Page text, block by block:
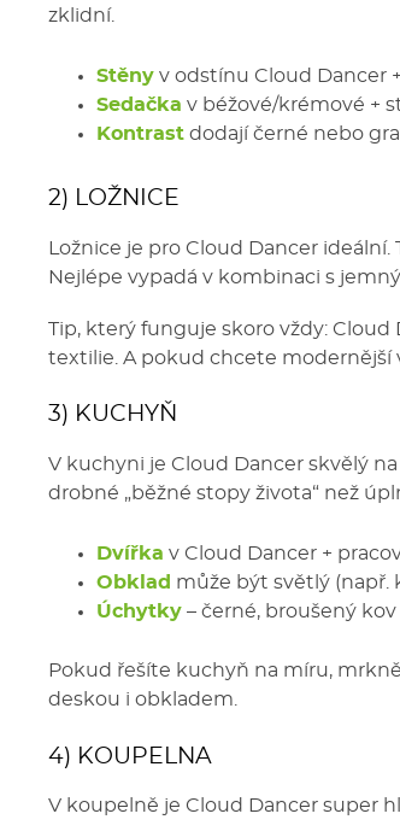
zklidní.
Stěny v odstínu Cloud Dancer
Sedačka v béžové/krémové +
Kontrast dodají černé nebo
2) LOŽNICE
Ložnice je pro Cloud Dancer
Nejlépe vypadá v kombinaci s
Tip, který funguje skoro vždy: Cloud
textilie. A pokud chcete modernější
3) KUCHYŇ
V kuchyni je Cloud Dancer skvělý
drobné „běžné stopy života“ než
Dvířka v Cloud Dancer +
Obklad může být světlý (např.
Úchytky – černé, broušený
Pokud řešíte kuchyň na míru,
deskou i obkladem.
4) KOUPELNA
V koupelně je Cloud Dancer super